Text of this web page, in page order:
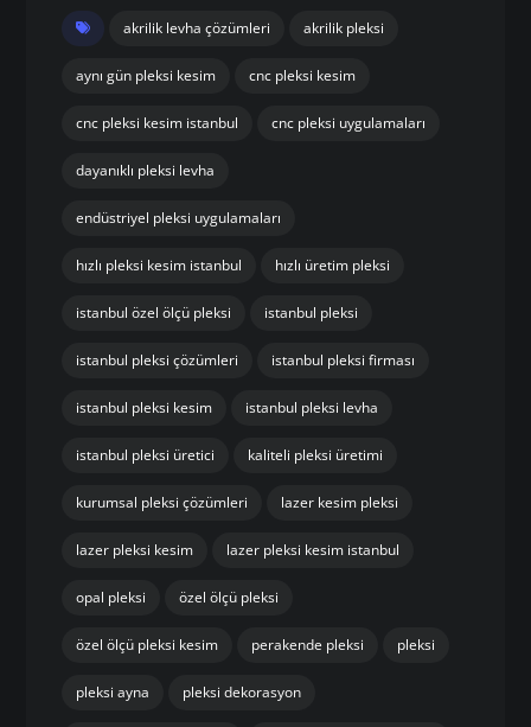
akrilik levha çözümleri akrilik pleksi
aynı gün pleksi kesim cnc pleksi kesim
cnc pleksi kesim istanbul cnc pleksi uygulamaları
dayanıklı pleksi levha
endüstriyel pleksi uygulamaları
hızlı pleksi kesim istanbul hızlı üretim pleksi
istanbul özel ölçü pleksi istanbul pleksi
istanbul pleksi çözümleri istanbul pleksi firması
istanbul pleksi kesim istanbul pleksi levha
istanbul pleksi üretici kaliteli pleksi üretimi
kurumsal pleksi çözümleri lazer kesim pleksi
lazer pleksi kesim lazer pleksi kesim istanbul
opal pleksi özel ölçü pleksi
özel ölçü pleksi kesim perakende pleksi pleksi
pleksi ayna pleksi dekorasyon